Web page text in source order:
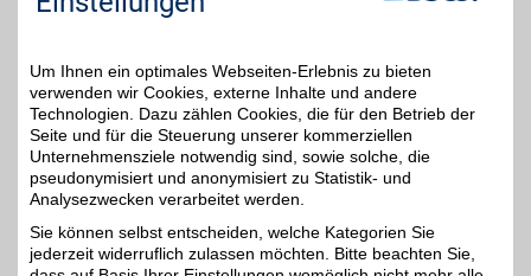
Zum Partnerprofil
6%
Cellavita
In Deutschland
Nahrungsergänzungsmittel
und weitere hochwertige
Um Ihnen ein optimales Webseiten-Erlebnis zu bieten
verwenden wir Cookies, externe Inhalte und andere
Technologien. Dazu zählen Cookies, die für den Betrieb der
Seite und für die Steuerung unserer kommerziellen
Unternehmensziele notwendig sind, sowie solche, die
pseudonymisiert und anonymisiert zu Statistik- und
Analysezwecken verarbeitet werden.
Sie können selbst entscheiden, welche Kategorien Sie
jederzeit widerruflich zulassen möchten. Bitte beachten Sie,